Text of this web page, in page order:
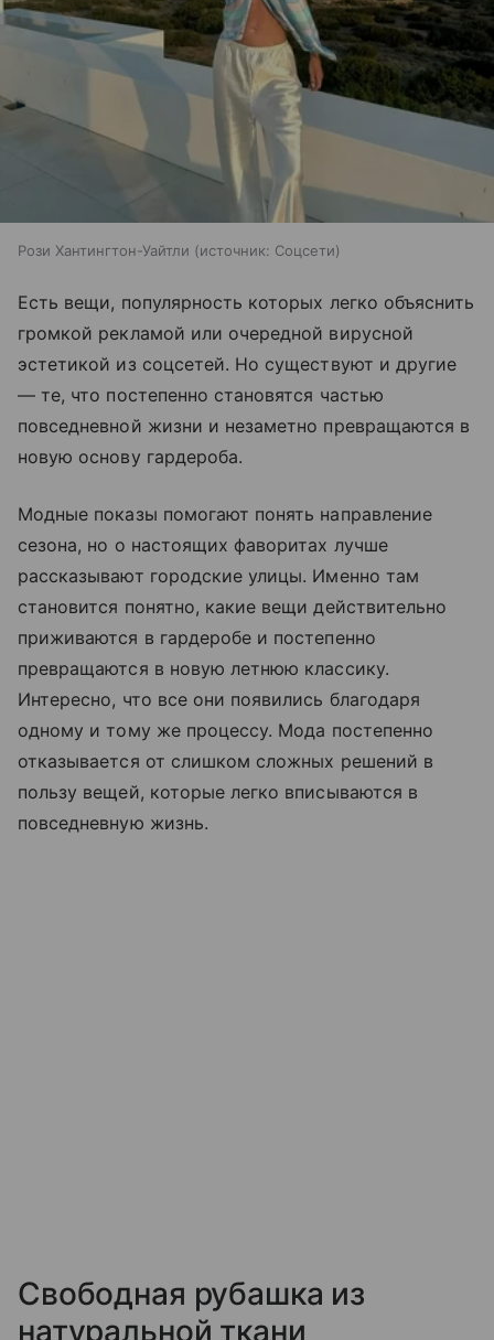
Рози Хантингтон-Уайтли источник: Соцсети
Есть вещи, популярность которых легко объяснить
громкой рекламой или очередной вирусной
эстетикой из соцсетей. Но существуют и другие
— те, что постепенно становятся частью
повседневной жизни и незаметно превращаются в
новую основу гардероба.
Модные показы помогают понять направление
сезона, но о настоящих фаворитах лучше
рассказывают городские улицы. Именно там
становится понятно, какие вещи действительно
приживаются в гардеробе и постепенно
превращаются в новую летнюю классику.
Интересно, что все они появились благодаря
одному и тому же процессу. Мода постепенно
отказывается от слишком сложных решений в
пользу вещей, которые легко вписываются в
повседневную жизнь.
Свободная рубашка из
натуральной ткани